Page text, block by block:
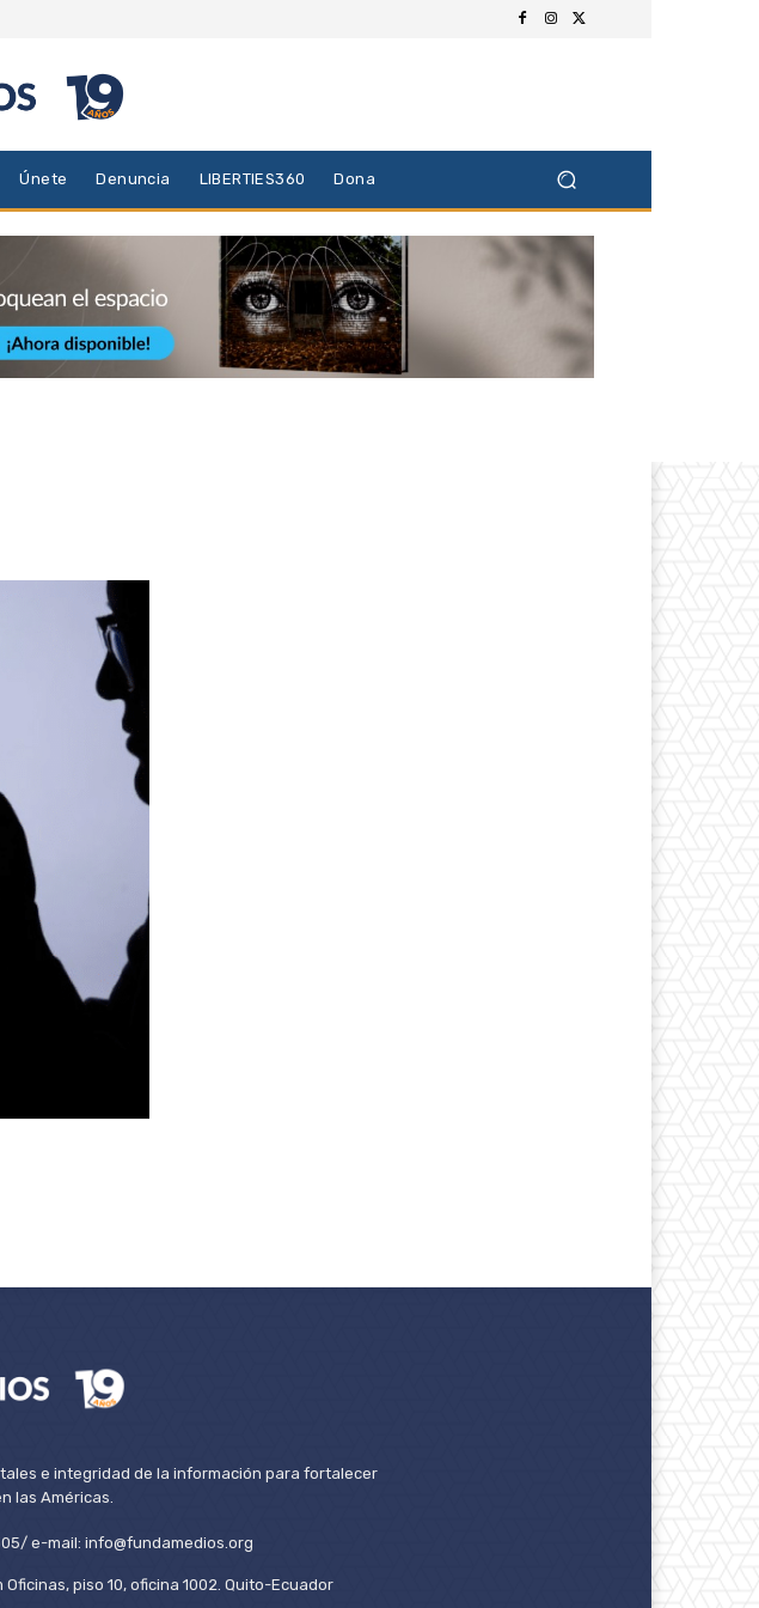
Únete Denuncia LIBERTIES360 Dona
e integridad de la información para fortalecer
las Américas.
e-mail: info@fundamedios.org
piso 10, oficina 1002. Quito-Ecuador